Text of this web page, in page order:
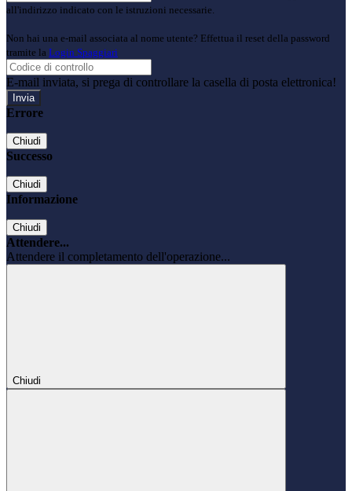
all'indirizzo indicato con le istruzioni necessarie.
Non hai una e-mail associata al nome utente? Effettua il reset della password
tramite la Login Spaggiari
E-mail inviata, si prega di controllare la casella di posta elettronica!
Errore
Chiudi
Successo
Chiudi
Informazione
Chiudi
Attendere...
Attendere il completamento dell'operazione...
Chiudi